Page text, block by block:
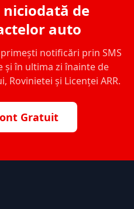
de
auto
notificări prin SMS
și în ultima zi înainte de
Rovinietei și Licenței ARR.
Gratuit